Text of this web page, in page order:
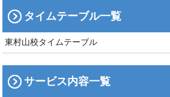
タイムテーブル一覧
東村山校タイムテーブル
サービス内容一覧